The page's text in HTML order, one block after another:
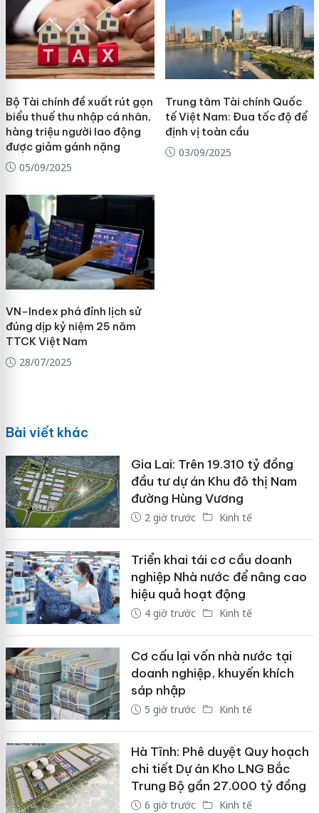
Bộ Tài chính đề xuất rút gọn
biểu thuế thu nhập cá nhân,
hàng triệu người lao động
được giảm gánh nặng
05/09/2025
Trung tâm Tài chính Quốc
tế Việt Nam: Đua tốc độ để
định vị toàn cầu
03/09/2025
VN-Index phá đỉnh lịch sử
đúng dịp kỷ niệm 25 năm
TTCK Việt Nam
28/07/2025
Bài viết khác
Gia Lai: Trên 19.310 tỷ đồng
đầu tư dự án Khu đô thị Nam
đường Hùng Vương
2 giờ trước Kinh tế
Triển khai tái cơ cầu doanh
nghiệp Nhà nước để nâng cao
hiệu quả hoạt động
4 giờ trước Kinh tế
Cơ cấu lại vốn nhà nước tại
doanh nghiệp, khuyến khích
sáp nhập
5 giờ trước Kinh tế
Hà Tĩnh: Phê duyệt Quy hoạch
chi tiết Dự án Kho LNG Bắc
Trung Bộ gần 27.000 tỷ đồng
6 giờ trước Kinh tế